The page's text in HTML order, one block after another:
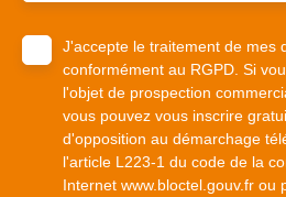
J'accepte le traitement de mes
conformément au RGPD. Si
l'objet de prospection
vous pouvez vous inscrire
d'opposition au démarchage
l'article L223-1 du code de la
Internet www.bloctel.gouv.fr ou